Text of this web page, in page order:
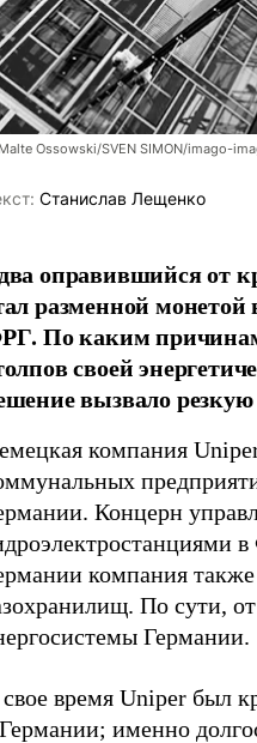
Ossowski/SVEN SIMON/imago-
Станислав Лещенко
оправившийся от
разменной
По каким
своей
вызвало
компания
Концерн
компания
По сути,
Германии.
время Uniper был
именно